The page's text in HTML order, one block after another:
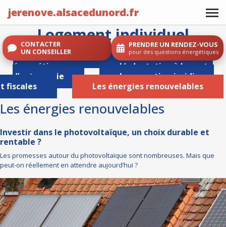
jerenove.alsacedunord.fr
CONTACTER
UN CONSEILLER
PRENDRE UN RENDEZ-VOUS
pour des questions énergétiques
Logement individuel
La rénovation
énergétique
L’adaptation à la perte
d’autonomie
Les question juridiques
fiscales
Les énergies renouvelables
Les énergies renouvelables
Investir dans le photovoltaïque, un choix durable et
rentable ?
Les promesses autour du photovoltaïque sont nombreuses. Mais que
peut-on réellement en attendre aujourd’hui ?